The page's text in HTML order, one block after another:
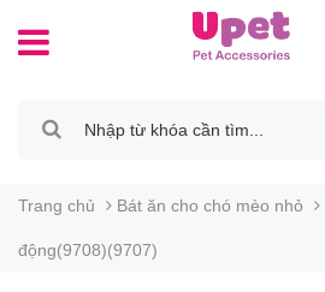
Trang chủ Bát ăn cho chó mèo nhỏ
động(9708)(9707)